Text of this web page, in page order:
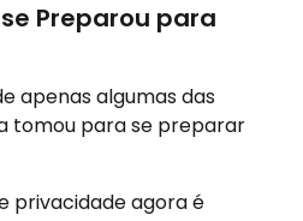
Preparou para
apenas algumas das
tomou para se preparar
privacidade agora é